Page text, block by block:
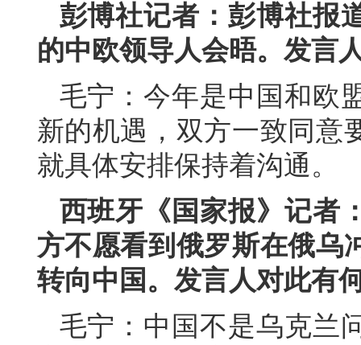
彭博社记者：彭博社报
的中欧领导人会晤。发言
毛宁：今年是中国和欧
新的机遇，双方一致同意
就具体安排保持着沟通。
西班牙《国家报》记者
方不愿看到俄罗斯在俄乌
转向中国。发言人对此有
毛宁：中国不是乌克兰